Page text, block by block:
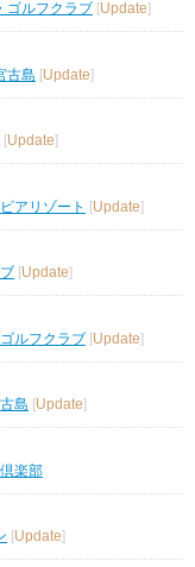
ゴルフクラブ
Update
古島 [Update]
Update
アリゾート
[Update]
[Update]
ルフクラブ [Update]
島 [Update]
楽部
[Update]